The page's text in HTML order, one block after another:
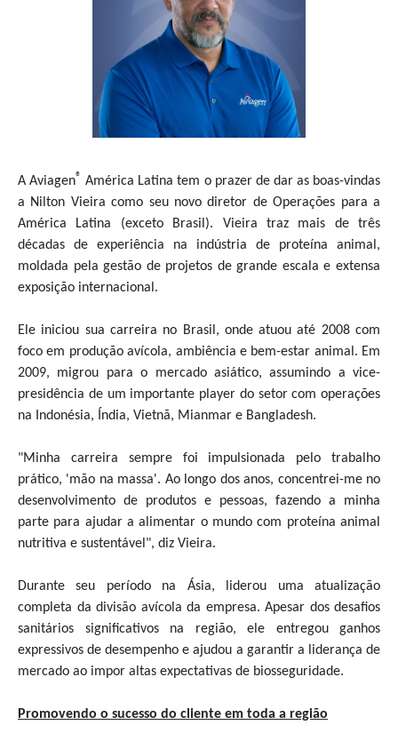
A Aviagen® América Latina tem o prazer de dar as boas-vindas
a Nilton Vieira como seu novo diretor de Operações para a
América Latina (exceto Brasil). Vieira traz mais de três
décadas de experiência na indústria de proteína animal,
moldada pela gestão de projetos de grande escala e extensa
exposição internacional.
Ele iniciou sua carreira no Brasil, onde atuou até 2008 com
foco em produção avícola, ambiência e bem-estar animal. Em
2009, migrou para o mercado asiático, assumindo a vice-
presidência de um importante player do setor com operações
na Indonésia, Índia, Vietnã, Mianmar e Bangladesh.
"Minha carreira sempre foi impulsionada pelo trabalho
prático, 'mão na massa'. Ao longo dos anos, concentrei-me no
desenvolvimento de produtos e pessoas, fazendo a minha
parte para ajudar a alimentar o mundo com proteína animal
nutritiva e sustentável", diz Vieira.
Durante seu período na Ásia, liderou uma atualização
completa da divisão avícola da empresa. Apesar dos desafios
sanitários significativos na região, ele entregou ganhos
expressivos de desempenho e ajudou a garantir a liderança de
mercado ao impor altas expectativas de biosseguridade.
Promovendo o sucesso do cliente em toda a região